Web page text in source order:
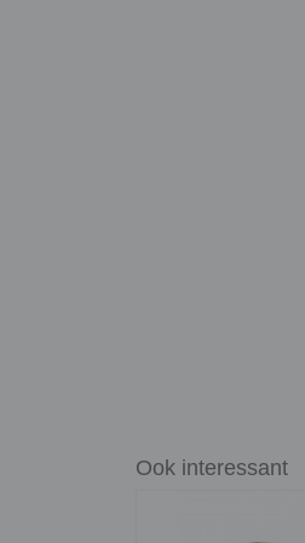
Ook interessant